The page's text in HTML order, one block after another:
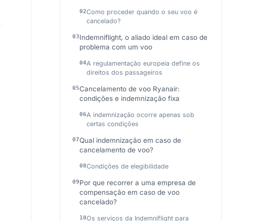
Como proceder quando o seu voo é
cancelado?
Indemniflight, o aliado ideal em caso de
problema com um voo
A regulamentação europeia define os
direitos dos passageiros
Cancelamento de voo Ryanair:
condições e indemnização fixa
A indemnização ocorre apenas sob
certas condições
Qual indemnização em caso de
cancelamento de voo?
Condições de elegibilidade
Por que recorrer a uma empresa de
compensação em caso de voo
cancelado?
Os serviços da Indemniflight para